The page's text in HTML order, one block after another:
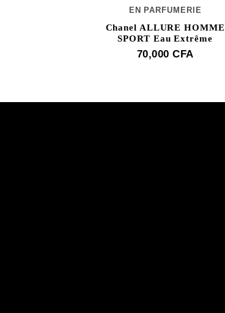
EN PARFUMERIE
Chanel ALLURE HOMME
SPORT Eau Extrême
70,000CFA